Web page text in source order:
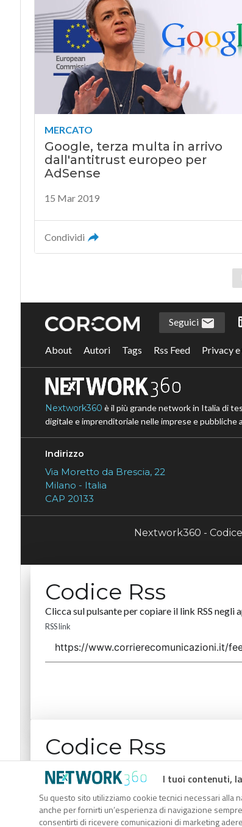
MERCATO
Google, terza multa in arrivo
dall'antitrust europeo per
AdSense
15 Mar 2019
Condividi
I tuoi contenuti,
Su questo sito utilizziamo cookie tecnici necessari alla
anche per fornirti un’esperienza di navigazione
consentirti di ricevere comunicazioni di marketing
Seguici
About Autori Tags Rss Feed Privacy
Nextwork360 è il più grande network in Italia di
digitale e imprenditoriale nelle imprese e pubbliche
Indirizzo
Via Moretto da Brescia, 22
Milano - Italia
CAP 20133
Nextwork360 -
Codice Rss
Clicca sul pulsante per copiare il link RSS negli
RSS link
Codice Rss
RSS link